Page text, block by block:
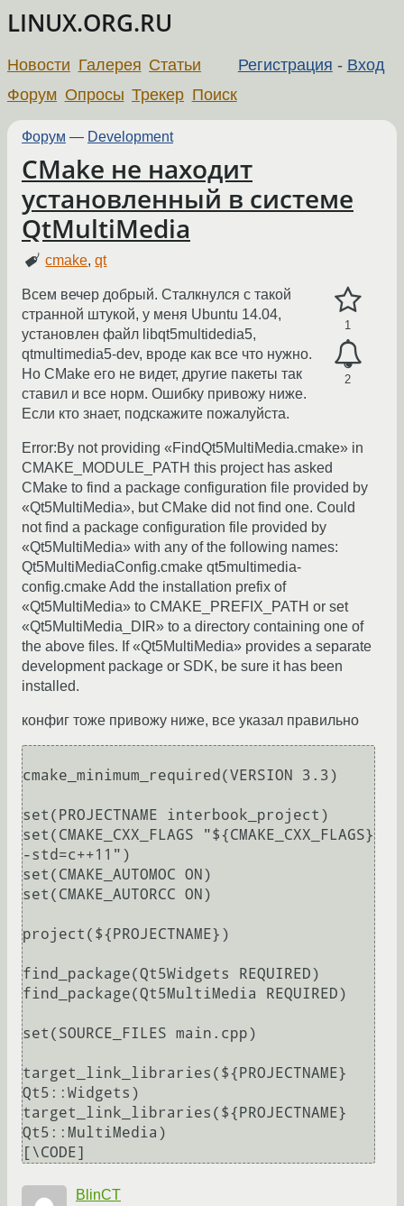
LINUX.ORG.RU
Регистрация - Вход
Новости Галерея Статьи
Форум Опросы Трекер Поиск
Форум — Development
CMake не находит
установленный в системе
QtMultiMedia
cmake,qt
1
2
Всем вечер добрый. Сталкнулся с такой
странной штукой, у меня Ubuntu 14.04,
установлен файл libqt5multidedia5,
qtmultimedia5-dev, вроде как все что нужно.
Но CMake его не видет, другие пакеты так
ставил и все норм. Ошибку привожу ниже.
Если кто знает, подскажите пожалуйста.
Error:By not providing «FindQt5MultiMedia.cmake» in
CMAKE_MODULE_PATH this project has asked
CMake to find a package configuration file provided by
«Qt5MultiMedia», but CMake did not find one. Could
not find a package configuration file provided by
«Qt5MultiMedia» with any of the following names:
Qt5MultiMediaConfig.cmake qt5multimedia-
config.cmake Add the installation prefix of
«Qt5MultiMedia» to CMAKE_PREFIX_PATH or set
«Qt5MultiMedia_DIR» to a directory containing one of
the above files. If «Qt5MultiMedia» provides a separate
development package or SDK, be sure it has been
installed.
конфиг тоже привожу ниже, все указал правильно
cmake_minimum_required(VERSION 3.3)
set(PROJECTNAME interbook_project)
set(CMAKE_CXX_FLAGS "${CMAKE_CXX_FLAGS}
-std=c++11")
set(CMAKE_AUTOMOC ON)
set(CMAKE_AUTORCC ON)
project(${PROJECTNAME})
find_package(Qt5Widgets REQUIRED)
find_package(Qt5MultiMedia REQUIRED)
set(SOURCE_FILES main.cpp)
target_link_libraries(${PROJECTNAME}
Qt5::Widgets)
target_link_libraries(${PROJECTNAME}
Qt5::MultiMedia)
[\CODE]
BlinCT